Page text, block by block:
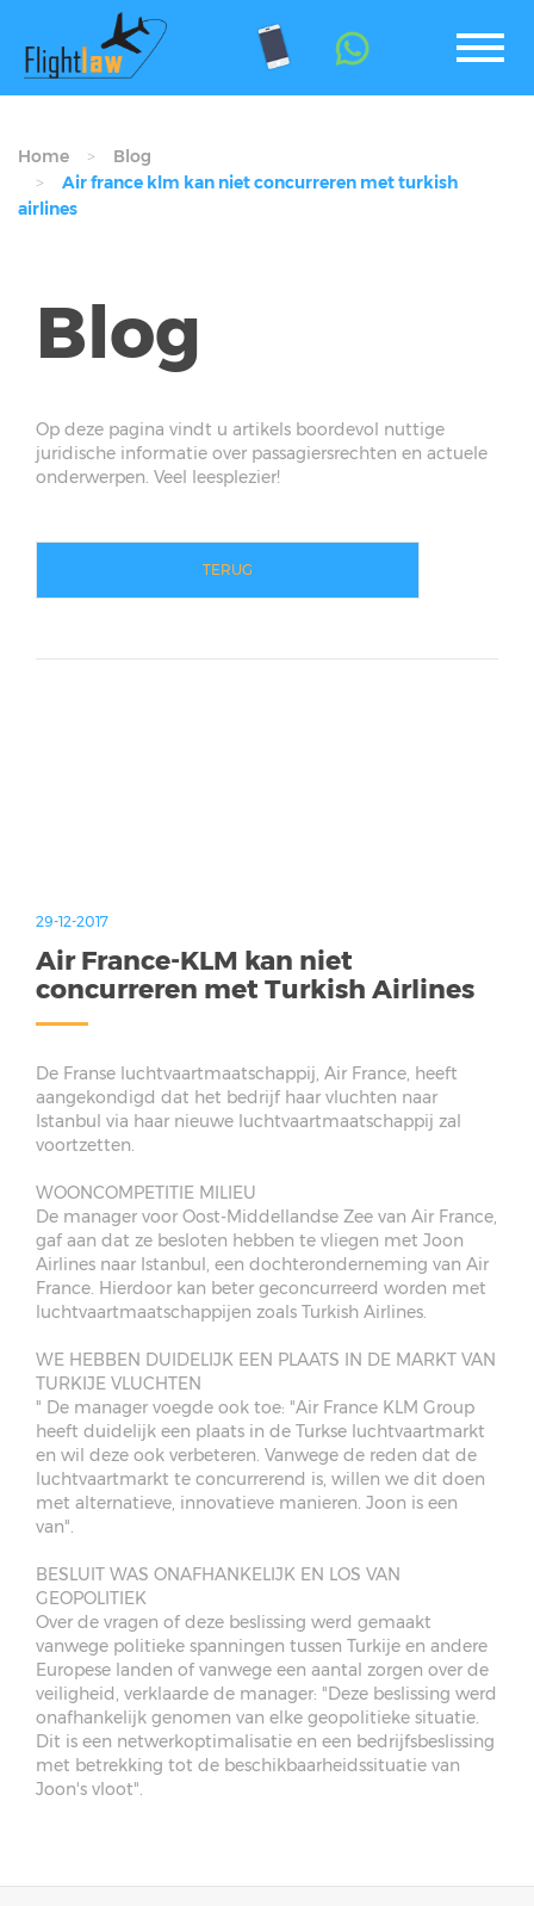
Home
Blog
Air france klm kan niet concurreren met turkish
airlines
Blog
Op deze pagina vindt u artikels boordevol nuttige
juridische informatie over passagiersrechten en actuele
onderwerpen. Veel leesplezier!
TERUG
29-12-2017
Air France-KLM kan niet
concurreren met Turkish Airlines
De Franse luchtvaartmaatschappij, Air France, heeft
aangekondigd dat het bedrijf haar vluchten naar
Istanbul via haar nieuwe luchtvaartmaatschappij zal
voortzetten.
WOONCOMPETITIE MILIEU
De manager voor Oost-Middellandse Zee van Air France,
gaf aan dat ze besloten hebben te vliegen met Joon
Airlines naar Istanbul, een dochteronderneming van Air
France. Hierdoor kan beter geconcurreerd worden met
luchtvaartmaatschappijen zoals Turkish Airlines.
WE HEBBEN DUIDELIJK EEN PLAATS IN DE MARKT VAN
TURKIJE VLUCHTEN
" De manager voegde ook toe: "Air France KLM Group
heeft duidelijk een plaats in de Turkse luchtvaartmarkt
en wil deze ook verbeteren. Vanwege de reden dat de
luchtvaartmarkt te concurrerend is, willen we dit doen
met alternatieve, innovatieve manieren. Joon is een
van".
BESLUIT WAS ONAFHANKELIJK EN LOS VAN
GEOPOLITIEK
Over de vragen of deze beslissing werd gemaakt
vanwege politieke spanningen tussen Turkije en andere
Europese landen of vanwege een aantal zorgen over de
veiligheid, verklaarde de manager: "Deze beslissing werd
onafhankelijk genomen van elke geopolitieke situatie.
Dit is een netwerkoptimalisatie en een bedrijfsbeslissing
met betrekking tot de beschikbaarheidssituatie van
Joon's vloot".